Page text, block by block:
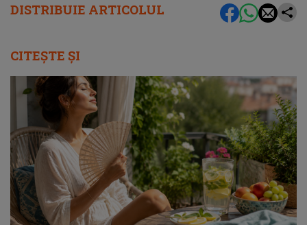
DISTRIBUIE ARTICOLUL
CITEȘTE ȘI